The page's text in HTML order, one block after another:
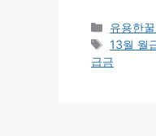
카
테
고
유용한
태
그
13월 월
급금